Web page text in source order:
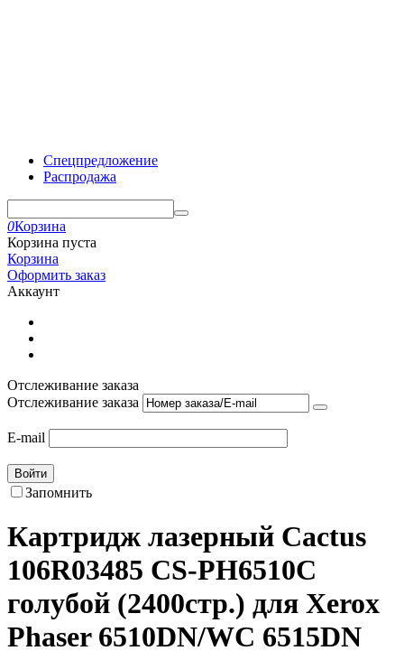
Спецпредложение
Распродажа
0Корзина
Корзина пуста
Корзина
Оформить заказ
Аккаунт
Отслеживание заказа
Отслеживание заказа
E-mail
Войти
Запомнить
Картридж лазерный Cactus
106R03485 CS-PH6510C
голубой (2400стр.) для Xerox
Phaser 6510DN/WC 6515DN